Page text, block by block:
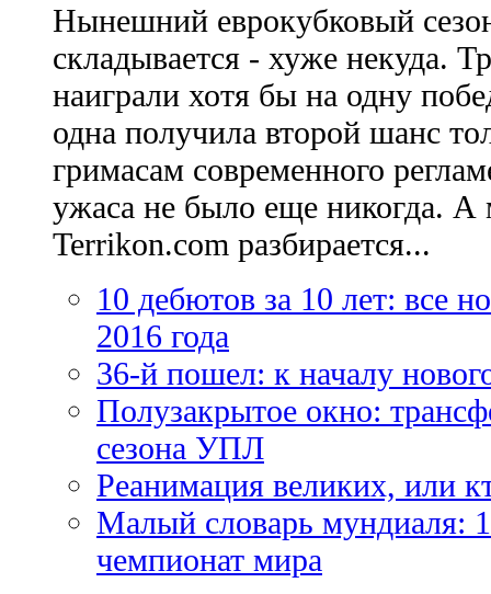
Нынешний еврокубковый
складывается - хуже некуда.
наиграли хотя бы на одну
одна получила второй шанс
гримасам современного
ужаса не было еще никогда. А
Terrikon.com разбирается...
10 дебютов за 10 лет: все
2016 года
36-й пошел: к началу
Полузакрытое окно:
сезона УПЛ
Реанимация великих, или
Малый словарь мундиаля:
чемпионат мира